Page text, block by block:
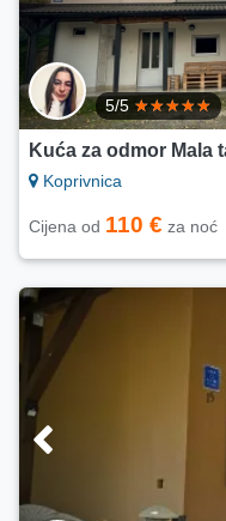
5/5
Kuća za odmor Mala
Koprivnica
Cijena od 110 € za noć